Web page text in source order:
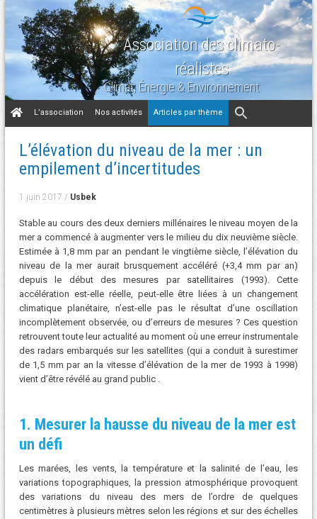
Association des climato-
réalistes
Climat, Énergie & Environnement
Aller
au
L’association Nos activités Articles par thème
L’élévation du niveau de la mer : un
empilement d’incertitudes
1 juin 2017 / Usbek
Stable au cours des deux derniers millénaires le niveau moyen de la
mer a commencé à augmenter vers le milieu du dix neuvième siècle.
Estimée à 1,8 mm par an pendant le vingtième siècle, l’élévation du
niveau de la mer aurait brusquement accéléré (+3,4 mm par an)
depuis le début des mesures par satellitaires (1993). Cette
accélération est-elle réelle, peut-elle être liées à un changement
climatique planétaire, n’est-elle pas le résultat d’une oscillation
incomplètement observée, ou d’erreurs de mesures ? Ces question
retrouvent toute leur actualité au moment où une erreur instrumentale
des radars embarqués sur les satellites (qui a conduit à surestimer
de 1,5 mm par an la vitesse d’élévation de la mer de 1993 à 1998)
vient d’être révélé au grand public .
1. Mesurer la hausse du niveau de la mer est
un défi
Les marées, les vents, la température et la salinité de l’eau, les
variations topographiques, la pression atmosphérique provoquent
des variations du niveau des mers de l’ordre de quelques
centimètres à plusieurs mètres selon les régions et sur des échelles